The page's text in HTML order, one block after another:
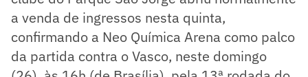
a venda de ingressos nesta quinta,
confirmando a Neo Química Arena como palco
da partida contra o Vasco, neste domingo